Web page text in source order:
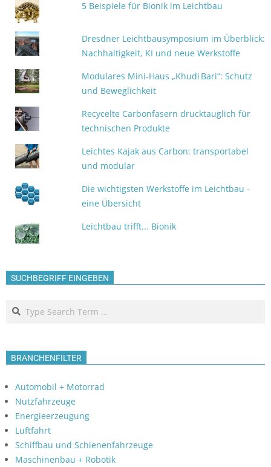
5 Beispiele für Bionik im Leichtbau
Dresdner Leichtbausymposium im Überblick:
Nachhaltigkeit, KI und neue Werkstoffe
Modulares Mini‑Haus „Khudi Bari“: Schutz
und Beweglichkeit
Recycelte Carbonfasern drucktauglich für
technischen Produkte
Leichtes Kajak aus Carbon: transportabel
und modular
Die wichtigsten Werkstoffe im Leichtbau -
eine Übersicht
Leichtbau trifft... Bionik
SUCHBEGRIFF EINGEBEN
Search
BRANCHENFILTER
Automobil + Motorrad
Nutzfahrzeuge
Energieerzeugung
Luftfahrt
Schiffbau und Schienenfahrzeuge
Maschinenbau + Robotik